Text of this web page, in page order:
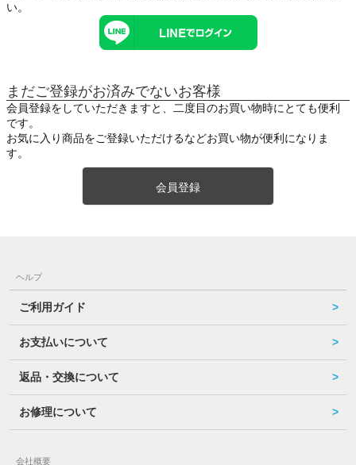
い。
まだご登録がお済みでないお客様
会員登録をしていただきますと、二度目のお買い物時にとても便利
です。
お気に入り商品をご登録いただけるなどお買い物が便利になりま
す。
会員登録
ヘルプ
ご利用ガイド
お支払いについて
返品・交換について
お修理について
会社概要